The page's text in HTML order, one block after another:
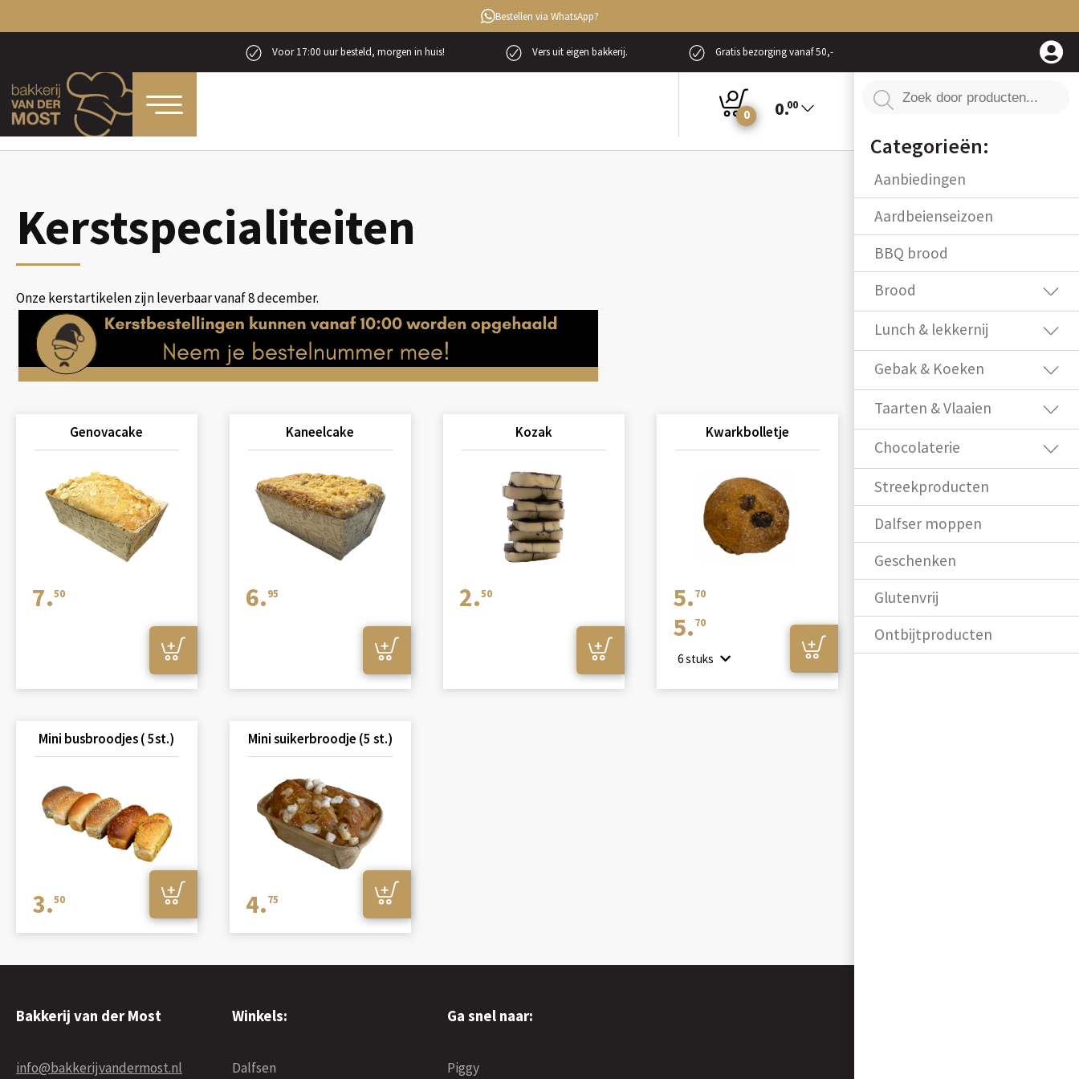
Bestellen via WhatsApp?
Voor 17:00 uur besteld, morgen in huis! Vers uit eigen bakkerij. Gratis bezorging vanaf 50,-
0 0.00
Categorieën:
Aanbiedingen
Aardbeienseizoen
BBQ brood
Brood
Lunch & lekkernij
Gebak & Koeken
Taarten & Vlaaien
Chocolaterie
Streekproducten
Dalfser moppen
Geschenken
Glutenvrij
Ontbijtproducten
Home Producten
Kerstspecialiteiten
Onze kerstartikelen zijn leverbaar vanaf 8 december.
Genovacake
7.50
Kaneelcake
6.95
Kozak
2.50
Kwarkbolletje
5.70
5.70
6 stuks
Mini busbroodjes ( 5st.)
3.50
Mini suikerbroodje (5 st.)
4.75
Bakkerij van der Most
info@bakkerijvandermost.nl
Winkels:
Dalfsen
Ga snel naar:
Piggy